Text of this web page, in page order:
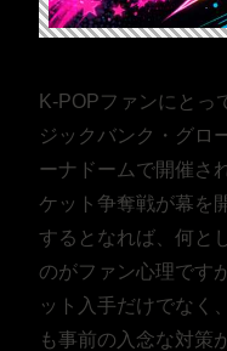
K-POPファンにとっ
ジックバンク・グロ
ーナドームで開催さ
ケット争奪戦が幕を
するとなれば、何と
のがファン心理です
ット入手だけでなく
も事前の入念な対策